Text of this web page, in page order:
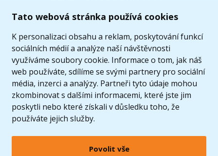
Tato webová stránka používá cookies
K personalizaci obsahu a reklam, poskytování funkcí
sociálních médií a analýze naší návštěvnosti
využíváme soubory cookie. Informace o tom, jak náš
web používáte, sdílíme se svými partnery pro sociální
média, inzerci a analýzy. Partneři tyto údaje mohou
zkombinovat s dalšími informacemi, které jste jim
poskytli nebo které získali v důsledku toho, že
používáte jejich služby.
Povolit vše